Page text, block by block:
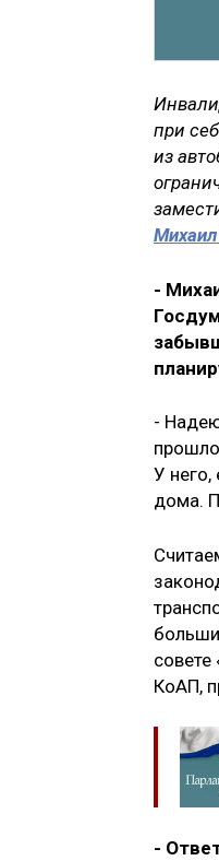
при
из
Михаил
-
-
У него,
дома.
совете
КоАП,
-